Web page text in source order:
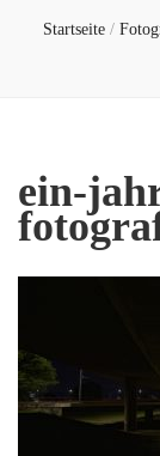
Startseite /
ein-